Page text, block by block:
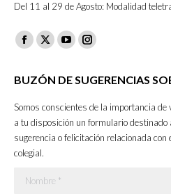
Del 11 al 29 de Agosto: Modalidad
Facebook
opens
new
window
X
opens
new
window
YouTube
opens
new
window
Instagram
opens
in
new
window
BUZÓN DE SUGERENCIAS
Somos conscientes de la importancia de
a tu disposición un formulario destinado
sugerencia o felicitación relacionada
colegial.
Nombre *